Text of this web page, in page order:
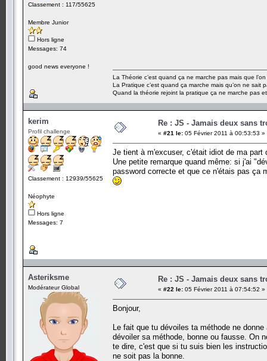
Classement : 117/55625
Membre Junior
Hors ligne
Messages: 74
good news everyone !
La Théorie c’est quand ça ne marche pas mais que
La Pratique c’est quand ça marche mais qu’on ne sait
Quand la théorie rejoint la pratique ça ne marche pas
kerim
Profil challenge
Classement : 12939/55625
Néophyte
Hors ligne
Messages: 7
Re : JS - Jamais deux sans
« #21 le: 05 Février 2011 à 00:53:53 »
Je tient à m'excuser, c'était idiot de ma
Une petite remarque quand même: si j'ai
password correcte et que ce n'étais pas ça
Asteriksme
Modérateur Global
Re : JS - Jamais deux sans
« #22 le: 05 Février 2011 à 07:54:52 »
Bonjour,
Le fait que tu dévoiles ta méthode ne
dévoiler sa méthode, bonne ou fausse. On
te dire, c'est que si tu suis bien les
ne soit pas la bonne.